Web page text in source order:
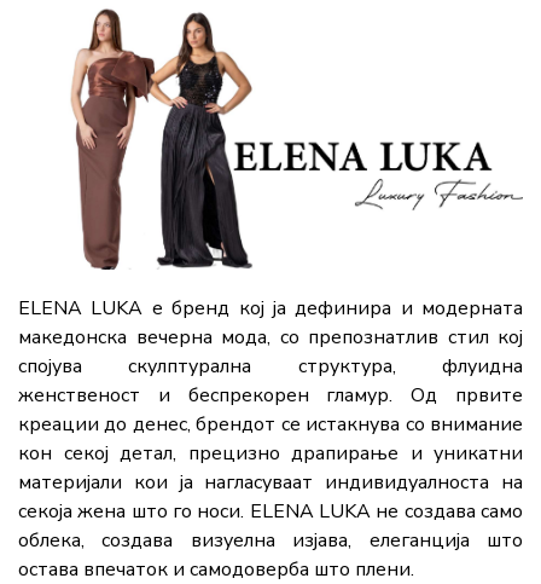
ELENA LUKA е бренд кој ја дефинира и модерната
македонска вечерна мода, со препознатлив стил кој
спојува скулптурална структура, флуидна
женственост и беспрекорен гламур. Од првите
креации до денес, брендот се истакнува со внимание
кон секој детал, прецизно драпирање и уникатни
материјали кои ја нагласуваат индивидуалноста на
секоја жена што го носи. ELENA LUKA не создава само
облека, создава визуелна изјава, елеганција што
остава впечаток и самодоверба што плени.